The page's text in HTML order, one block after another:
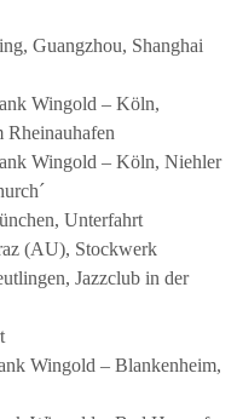
Guangzhou, Shanghai
Wingold – Köln,
Rheinauhafen
Wingold – Köln, Niehler
Unterfahrt
(AU), Stockwerk
Jazzclub in der
Wingold – Blankenheim,